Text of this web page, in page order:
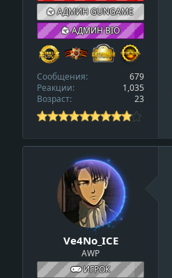
АДМИН GUNGAME
АДМИН BIO
Сообщения
679
Реакции
1,035
Возраст
23
v
i
e
w
_
p
r
o
Ve4No_ICE
AWP
ИГРОК